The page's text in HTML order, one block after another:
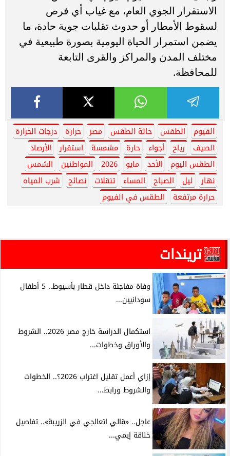
الاستقرار الجوي العام، مع غياب أي فرص
لسقوط الأمطار أو حدوث تقلبات جوية حادة، ما
يضمن استمرار الحياة اليومية بصورة طبيعية في
مختلف المدن والمراكز والقرى التابعة
للمحافظة.
الفيوم الطقس حالة الطقس مصر حرارة
درجات الحرارة
الصيف
رياح أجواء حارة مشمسة استقرار
الأرصاد
الطقس اليوم
الأحد مايو 2026 المواطنين
الشمس
نهار
ليل الصباح المساء تنقلات نصائح
شرب المياه
حرارة مرتفعة
الطقس في الفيوم
تريندات
وفاة مفاجئة داخل قطار بأسيوط.. 5 أطفال
سودانيين...
استكمال الدراسة خارج مصر 2026.. الشروط
والأوراق وخطوات...
إزاي أعمل تقليل اغتراب 2026؟.. الخطوات
والشروط ورابط...
عاجل.. «قالي اتعالجي في الزريبة».. تفاصيل
خناقة إيمي...